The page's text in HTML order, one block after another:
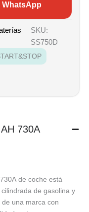
WhatsApp
SKU:
SS750D
730A
de coche está
de gasolina y
una marca con